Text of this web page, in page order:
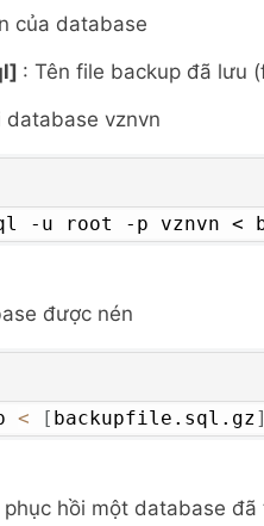
của database
: Tên file backup đã lưu
database vznvn
-u root -p vznvn <
được nén
< [ backupfile.sql.gz]
hồi một database